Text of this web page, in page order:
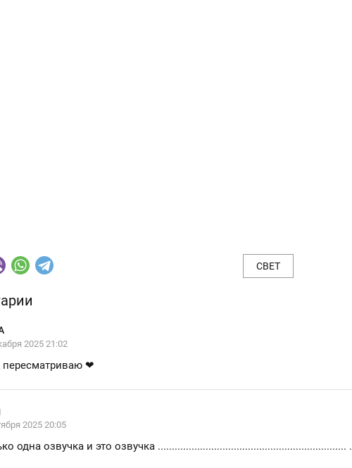
СВЕТ
2025 21:02
❤
2025 20:05
одна озвучка и это озвучка ................................................................... .